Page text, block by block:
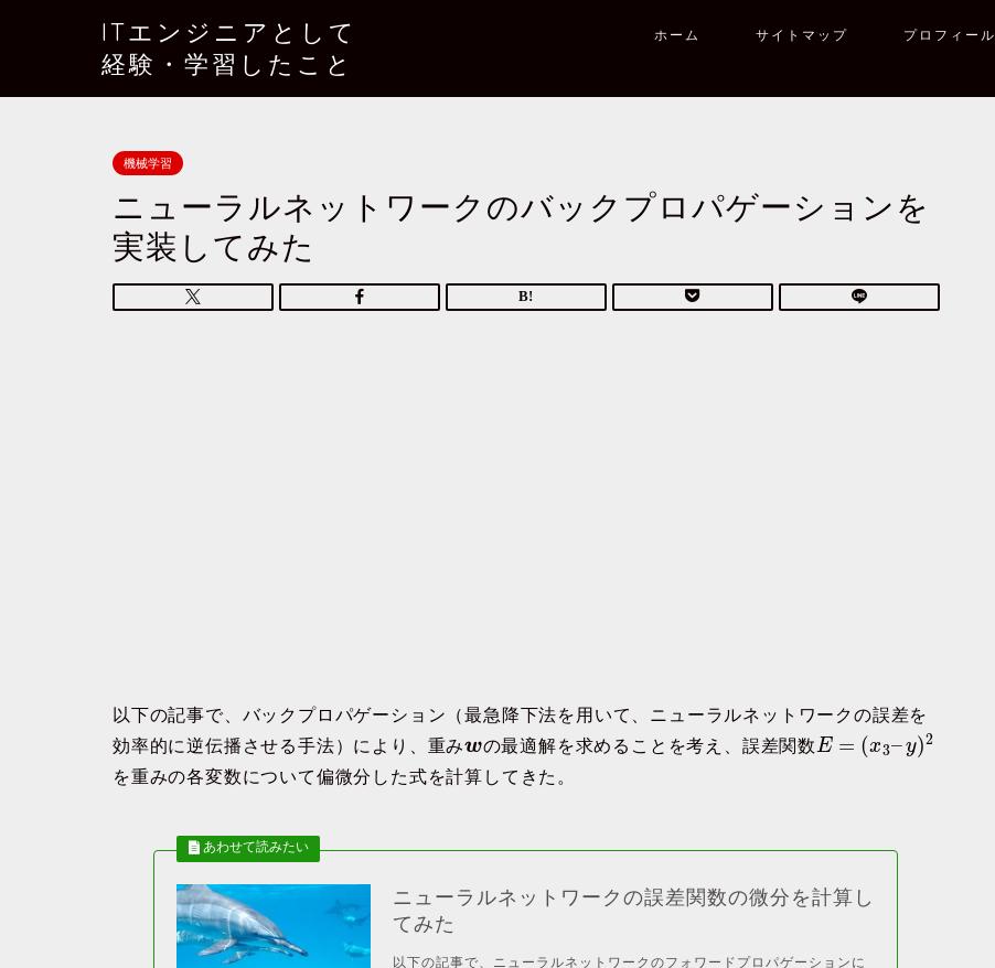
ITエンジニアとして
経験・学習したこと
ホーム サイトマップ プロフィール
機械学習
ニューラルネットワークのバックプロパゲーションを
実装してみた
以下の記事で、バックプロパゲーション（最急降下法を用いて、ニューラルネットワークの誤差を
効率的に逆伝播させる手法）により、重みwの最適解を求めることを考え、誤差関数E = (x3–y)2
を重みの各変数について偏微分した式を計算してきた。
ニューラルネットワークの誤差関数の微分を計算し
てみた
以下の記事で、ニューラルネットワークのフォワードプロパゲーションに